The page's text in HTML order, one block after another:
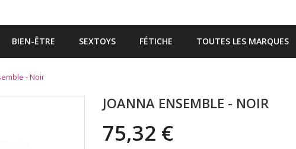
BIEN-ÊTRE SEXTOYS FÉTICHE TOUTES LES MARQUES
- Noir
JOANNA ENSEMBLE - NOIR
75,32 €